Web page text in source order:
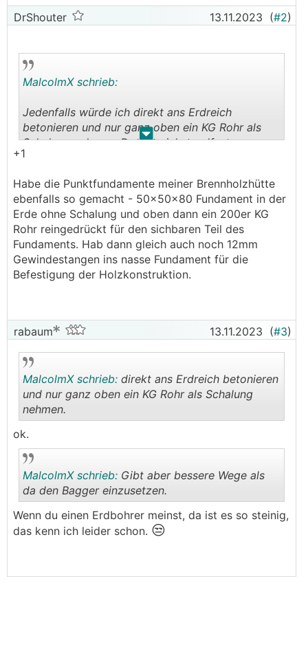
DrShouter 13.11.2023 (#2)
. .
MalcolmX schrieb:
Jedenfalls würde ich direkt ans Erdreich
betonieren und nur ganz oben ein KG Rohr als
Schalung nehmen. Das ist viel standfester...
lieber 80 als 50cm. Gibt aber bessere Wege als
+1
Habe die Punktfundamente meiner Brennholzhütte
ebenfalls so gemacht - 50x50x80 Fundament in der
Erde ohne Schalung und oben dann ein 200er KG
Rohr reingedrückt für den sichbaren Teil des
Fundaments. Hab dann gleich auch noch 12mm
Gewindestangen ins nasse Fundament für die
Befestigung der Holzkonstruktion.
rabaum 13.11.2023 (#3)
MalcolmX schrieb: direkt ans Erdreich betonieren
und nur ganz oben ein KG Rohr als Schalung
nehmen.
ok.
..
MalcolmX schrieb: Gibt aber bessere Wege als
da den Bagger einzusetzen.
Wenn du einen Erdbohrer meinst, da ist es so steinig,
das kenn ich leider schon. 😒